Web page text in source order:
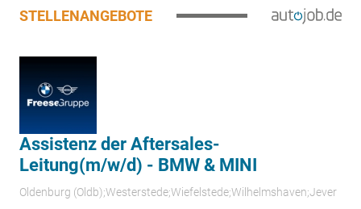
STELLENANGEBOTE
Assistenz der Aftersales-
Leitung(m/w/d) - BMW & MINI
Oldenburg (Oldb);Westerstede;Wiefelstede;Wilhelmshaven;Jever